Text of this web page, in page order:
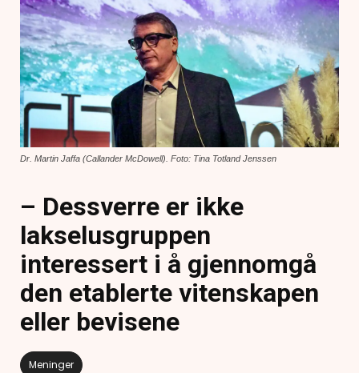
Dr. Martin Jaffa (Callander McDowell). Foto: Tina Totland Jenssen
– Dessverre er ikke
lakselusgruppen
interessert i å gjennomgå
den etablerte vitenskapen
eller bevisene
Meninger